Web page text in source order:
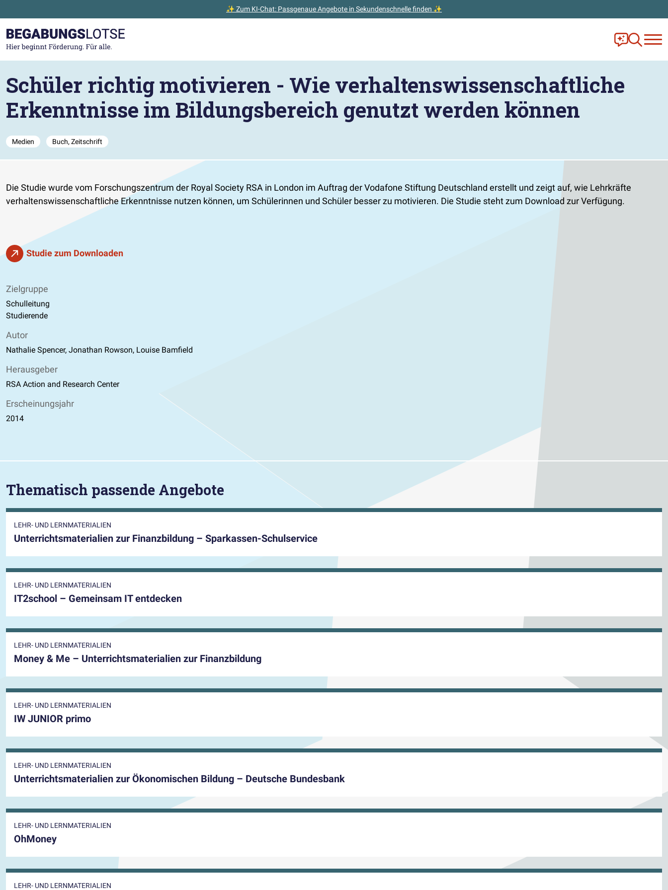
✨ Zum KI-Chat: Passgenaue Angebote in Sekundenschnelle finden ✨
Zur Startseite gehen
Frag Ella!
Zur
Schüler richtig motivieren - Wie verhaltenswissenschaftliche
Erkenntnisse im Bildungsbereich genutzt werden können
Medien Buch, Zeitschrift
Die Studie wurde vom Forschungszentrum der Royal Society RSA in London im Auftrag der Vodafone Stiftung Deutschland erstellt und zeigt auf, wie Lehrkräfte
verhaltenswissenschaftliche Erkenntnisse nutzen können, um Schülerinnen und Schüler besser zu motivieren. Die Studie steht zum Download zur Verfügung.
Studie zum Downloaden
Zielgruppe
Schulleitung
Studierende
Autor
Nathalie Spencer, Jonathan Rowson, Louise Bamfield
Herausgeber
RSA Action and Research Center
Erscheinungsjahr
2014
Thematisch passende Angebote
LEHR- UND LERNMATERIALIEN
Unterrichtsmaterialien zur Finanzbildung – Sparkassen-Schulservice
LEHR- UND LERNMATERIALIEN
IT2school – Gemeinsam IT entdecken
LEHR- UND LERNMATERIALIEN
Money & Me – Unterrichtsmaterialien zur Finanzbildung
LEHR- UND LERNMATERIALIEN
IW JUNIOR primo
LEHR- UND LERNMATERIALIEN
Unterrichtsmaterialien zur Ökonomischen Bildung – Deutsche Bundesbank
LEHR- UND LERNMATERIALIEN
OhMoney
LEHR- UND LERNMATERIALIEN